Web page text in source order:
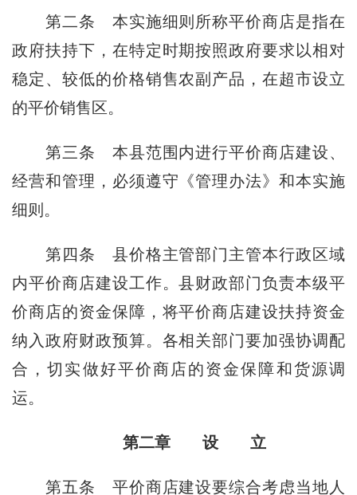
第二条 本实施细则所称平价商店是指在
政府扶持下，在特定时期按照政府要求以相对
稳定、较低的价格销售农副产品，在超市设立
的平价销售区。
第三条 本县范围内进行平价商店建设、
经营和管理，必须遵守《管理办法》和本实施
细则。
第四条 县价格主管部门主管本行政区域
内平价商店建设工作。县财政部门负责本级平
价商店的资金保障，将平价商店建设扶持资金
纳入政府财政预算。各相关部门要加强协调配
合，切实做好平价商店的资金保障和货源调
运。
第二章 设 立
第五条 平价商店建设要综合考虑当地人